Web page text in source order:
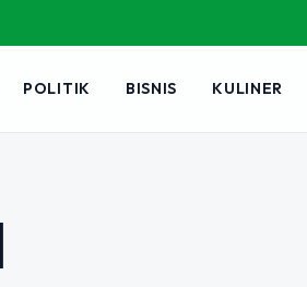
POLITIK BISNIS KULINER
Online dengan
& Shopee
online bukan lagi sekadar